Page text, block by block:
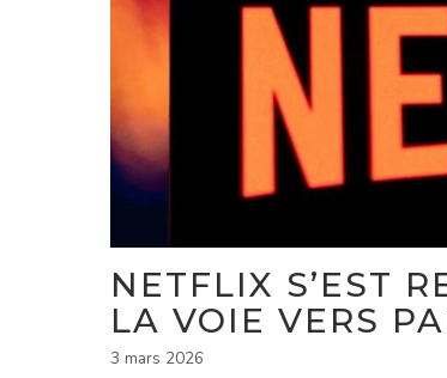
NETFLIX S’EST
LA VOIE VERS
3 mars 2026